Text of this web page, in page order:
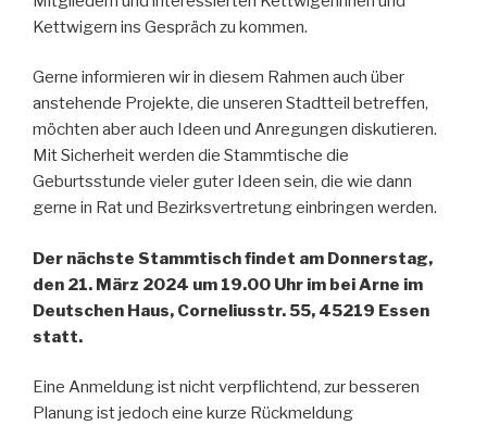
Kettwigern ins Gespräch zu kommen.
Gerne informieren wir in diesem Rahmen auch über
anstehende Projekte, die unseren Stadtteil betreffen,
möchten aber auch Ideen und Anregungen diskutieren.
Mit Sicherheit werden die Stammtische die
Geburtsstunde vieler guter Ideen sein, die wie dann
gerne in Rat und Bezirksvertretung einbringen werden.
Der nächste Stammtisch findet am Donnerstag,
den 21. März 2024 um 19.00 Uhr im bei Arne im
Deutschen Haus, Corneliusstr. 55, 45219 Essen
statt.
Eine Anmeldung ist nicht verpflichtend, zur besseren
Planung ist jedoch eine kurze Rückmeldung